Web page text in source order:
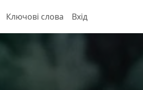
Ключові слова Вхід